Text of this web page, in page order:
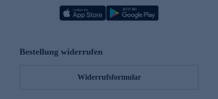
Bestellung widerrufen
Widerrufsformular